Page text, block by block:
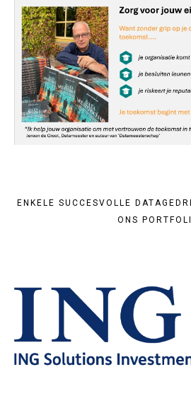
ENKELE SUCCESVOLLE
ONS